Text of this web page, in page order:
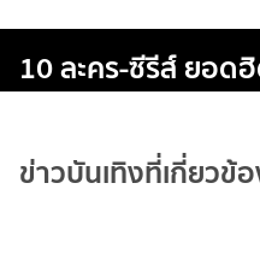
10 ละคร-ซีรีส์ ยอด
ข่าวบันเทิงที่เกี่ยวข้